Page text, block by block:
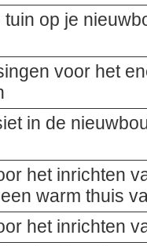
tuin op je
voor het
in de
het inrichten
warm thuis
het inrichten